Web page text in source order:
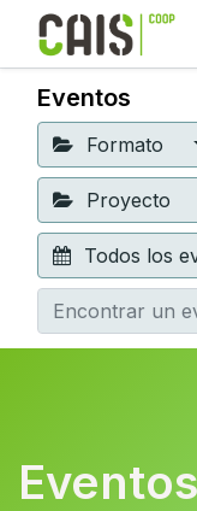
Eventos
Formato
Proyecto
Todos los